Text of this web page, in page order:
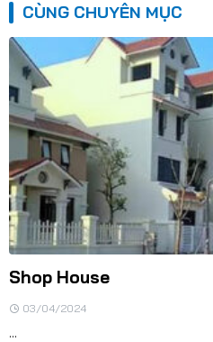
CÙNG CHUYÊN MỤC
Shop House
03/04/2024
...